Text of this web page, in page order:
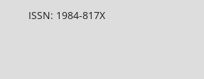
ISSN: 1984-817X